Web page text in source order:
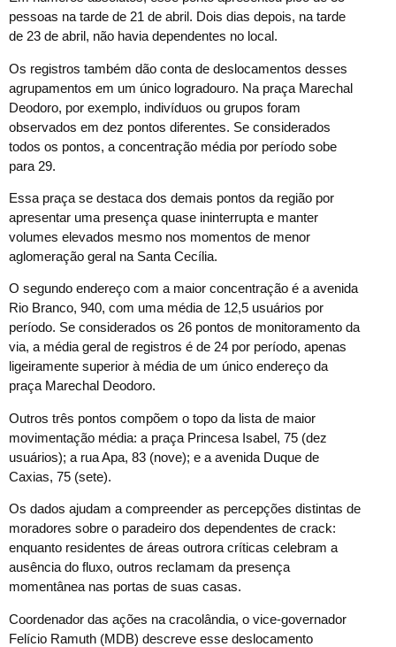
pessoas na tarde de 21 de abril. Dois dias depois, na tarde
de 23 de abril, não havia dependentes no local.
Os registros também dão conta de deslocamentos desses
agrupamentos em um único logradouro. Na praça Marechal
Deodoro, por exemplo, indivíduos ou grupos foram
observados em dez pontos diferentes. Se considerados
todos os pontos, a concentração média por período sobe
para 29.
Essa praça se destaca dos demais pontos da região por
apresentar uma presença quase ininterrupta e manter
volumes elevados mesmo nos momentos de menor
aglomeração geral na Santa Cecília.
O segundo endereço com a maior concentração é a avenida
Rio Branco, 940, com uma média de 12,5 usuários por
período. Se considerados os 26 pontos de monitoramento da
via, a média geral de registros é de 24 por período, apenas
ligeiramente superior à média de um único endereço da
praça Marechal Deodoro.
Outros três pontos compõem o topo da lista de maior
movimentação média: a praça Princesa Isabel, 75 (dez
usuários); a rua Apa, 83 (nove); e a avenida Duque de
Caxias, 75 (sete).
Os dados ajudam a compreender as percepções distintas de
moradores sobre o paradeiro dos dependentes de crack:
enquanto residentes de áreas outrora críticas celebram a
ausência do fluxo, outros reclamam da presença
momentânea nas portas de suas casas.
Coordenador das ações na cracolândia, o vice-governador
Felício Ramuth (MDB) descreve esse deslocamento